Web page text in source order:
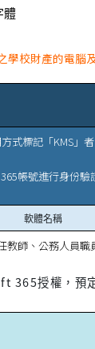
體
校財產的電腦
式標記「KMS」
帳號進行身份
軟體名稱
教師、公務人員職
365授權，預